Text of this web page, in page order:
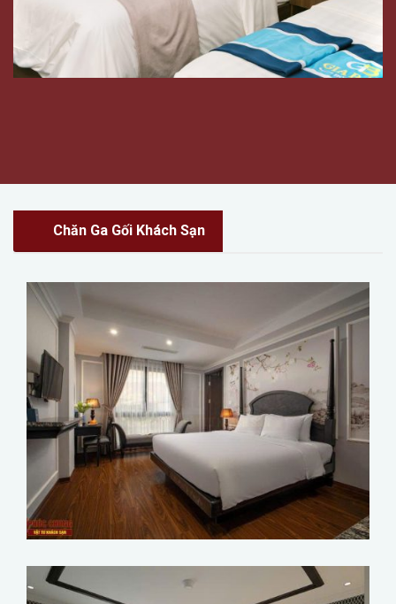
Chăn Ga Gối Khách Sạn